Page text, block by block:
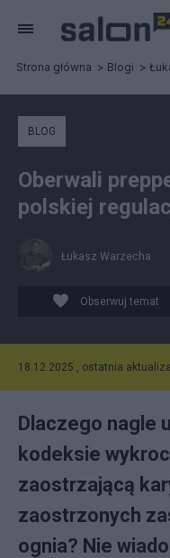
Strona główna Blogi
BLOG
Oberwali
polskiej
Łukasz Warzecha
Obserwuj temat
18.12.2025 , ostatnia
Dlaczego nagle
kodeksie
zaostrzającą
zaostrzonych
ognia? Nie